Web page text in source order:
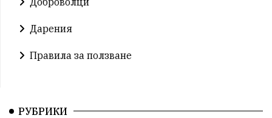
Дарения
Правила за ползване
РУБРИКИ